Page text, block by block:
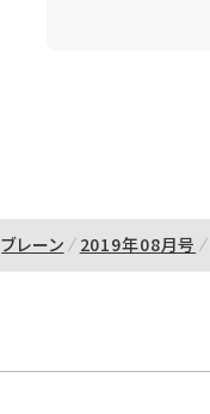
ブレーン 2019年08月号